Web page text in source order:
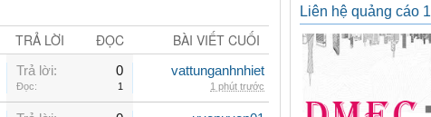
TRẢ LỜI ĐỌC BÀI VIẾT CUỐI
Trả lời: 0
Đọc: 1
vattunganhnhiet
1 phút trước
Liên hệ quảng cáo 1